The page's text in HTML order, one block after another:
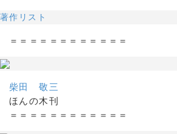
著作リスト
＝＝＝＝＝＝＝＝＝＝＝＝
柴田 敬三
ほんの木刊
＝＝＝＝＝＝＝＝＝＝＝＝